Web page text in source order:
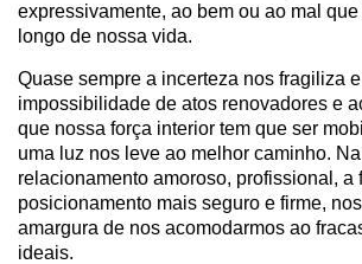
expressivamente, ao bem ou ao mal
longo de nossa vida.
Quase sempre a incerteza nos fragiliza
impossibilidade de atos renovadores e
que nossa força interior tem que ser
uma luz nos leve ao melhor caminho.
relacionamento amoroso, profissional, a
posicionamento mais seguro e firme,
amargura de nos acomodarmos ao
ideais.